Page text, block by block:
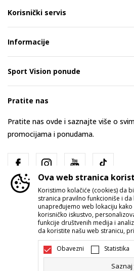
Korisnički servis
Informacije
Sport Vision ponude
Pratite nas
Pratite nas ovde i saznajte više o
promocijama i ponudama.
Srbija Promenite
Ova web stranica
Koristimo kolačiće (cookies) da
stranica pravilno funkcioniše i
unapređujemo web lokaciju
korisničko iskustvo,
funkcije društvenih medija i
da koristite našu web stranicu,
Obavezni Statistika
Saznaj